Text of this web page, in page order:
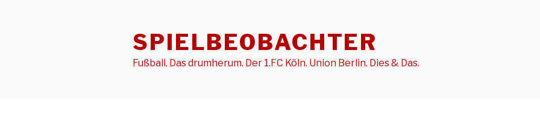
SPIELBEOBACHTER
Fußball. Das drumherum. Der 1.FC Köln. Union Berlin. Dies & Das.